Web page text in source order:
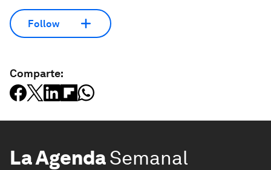
Follow
Comparte:
La AgendaSemanal